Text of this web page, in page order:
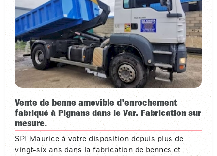
Vente de benne amovible d'enrochement
fabriqué à Pignans dans le Var. Fabrication sur
mesure.
SPI Maurice à votre disposition depuis plus de
vingt-six ans dans la fabrication de bennes et